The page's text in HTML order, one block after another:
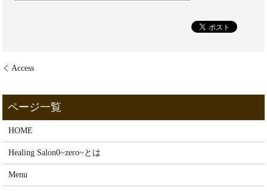
Access
HOME
Healing Salon0~zero~とは
Menu